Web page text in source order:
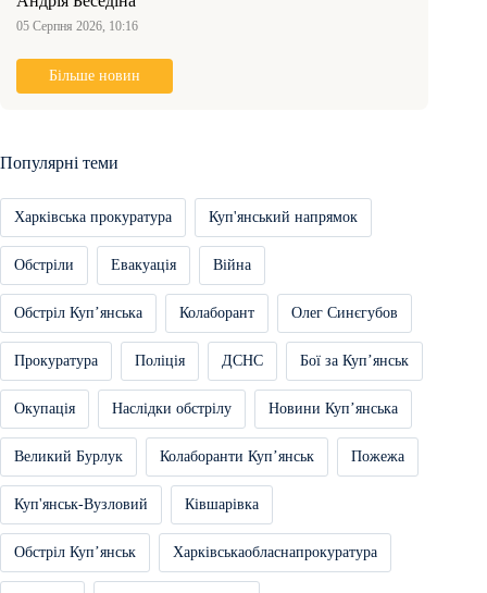
05 Серпня 2026, 10:16
Більше новин
Популярні теми
Харківська прокуратура Куп'янський напрямок
Обстріли Евакуація Війна
Обстріл Купʼянська Колаборант Олег Синєгубов
Прокуратура Поліція ДСНС Бої за Купʼянськ
Окупація Наслідки обстрілу Новини Купʼянська
Великий Бурлук Колаборанти Купʼянськ Пожежа
Куп'янськ-Вузловий Ківшарівка
Обстріл Купʼянськ Харківськаобласнапрокуратура